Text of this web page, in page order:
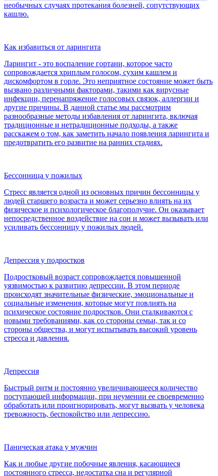
необычных случаях протекания болезней, сопутствующих
кашлю.
Как избавиться от ларингита
Ларингит - это воспаление гортани, которое часто
сопровождается хриплым голосом, сухим кашлем и
дискомфортом в горле. Это неприятное состояние может быть
вызвано различными факторами, такими как вирусные
инфекции, перенапряжение голосовых связок, аллергии и
другие причины. В данной статье мы рассмотрим
разнообразные методы избавления от ларингита, включая
традиционные и нетрадиционные подходы, а также
расскажем о том, как заметить начало появления ларингита и
предотвратить его развитие на ранних стадиях.
Бессонница у пожилых
Стресс является одной из основных причин бессонницы у
людей старшего возраста и может серьезно влиять на их
физическое и психологическое благополучие. Он оказывает
непосредственное воздействие на сон и может вызывать или
усиливать бессонницу у пожилых людей.
Депрессия у подростков
Подростковый возраст сопровождается повышенной
уязвимостью к развитию депрессии. В этом периоде
происходят значительные физические, эмоциональные и
социальные изменения, которые могут повлиять на
психическое состояние подростков. Они сталкиваются с
новыми требованиями, как со стороны семьи, так и со
стороны общества, и могут испытывать высокий уровень
стресса и давления.
Депрессия
Быстрый ритм и постоянно увеличивающееся количество
поступающей информации, при неумении ее своевременно
обработать или проигнорировать, могут вызвать у человека
тревожность, беспокойство или депрессию.
Паническая атака у мужчин
Как и любые другие побочные явления, касающиеся
постоянного стресса, недостатка сна и регулярной